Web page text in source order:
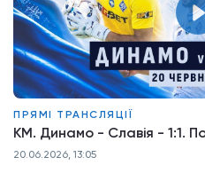
ПРЯМІ ТРАНСЛЯЦІЇ
КМ. Динамо - Славія - 1:1.
20.06.2026, 13:05